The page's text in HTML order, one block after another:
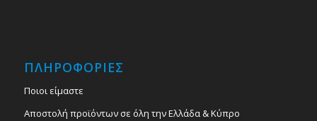
ΠΛΗΡΟΦΟΡΙΕΣ
Ποιοι είμαστε
Αποστολή προϊόντων σε όλη την Ελλάδα & Κύπρο